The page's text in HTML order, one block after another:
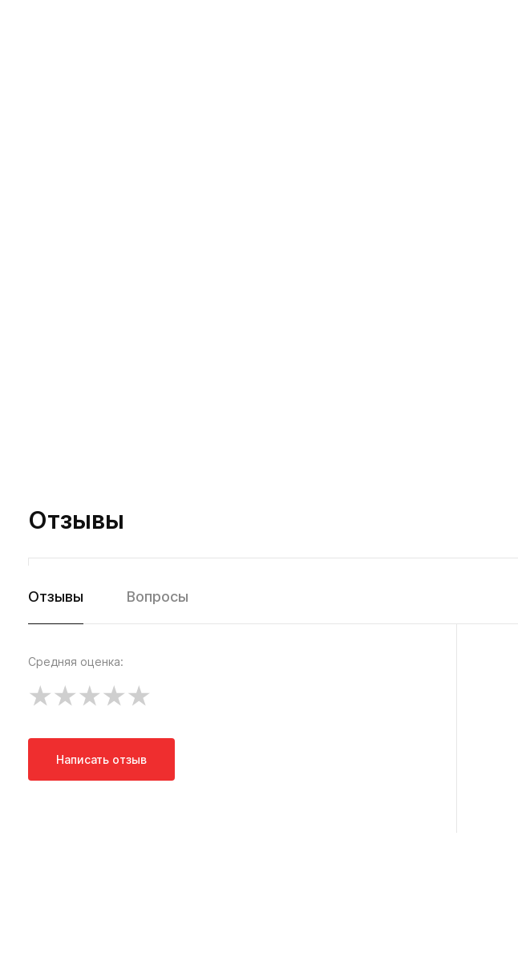
Отзывы
Отзывы Вопросы
Средняя оценка:
Написать отзыв